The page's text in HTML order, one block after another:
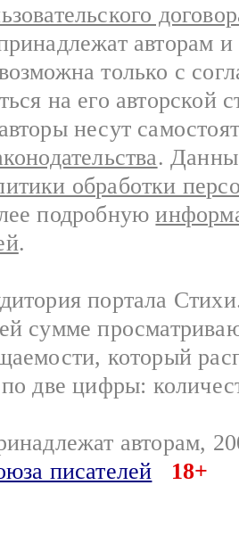
авторам
только с
на его авторской
несут
.
обработки
подробную
.
портала
сумме
который
две цифры:
авторам,
писателей
18+